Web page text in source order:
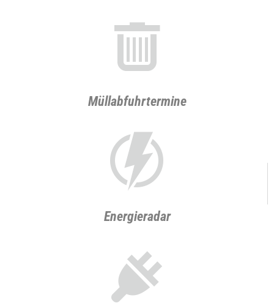
a
Müllabfuhrtermine
x
Energieradar
s